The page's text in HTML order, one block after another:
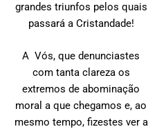
grandes triunfos pelos quais
passará a Cristandade!
A Vós, que denunciastes
com tanta clareza os
extremos de abominação
moral a que chegamos e, ao
mesmo tempo, fizestes ver a